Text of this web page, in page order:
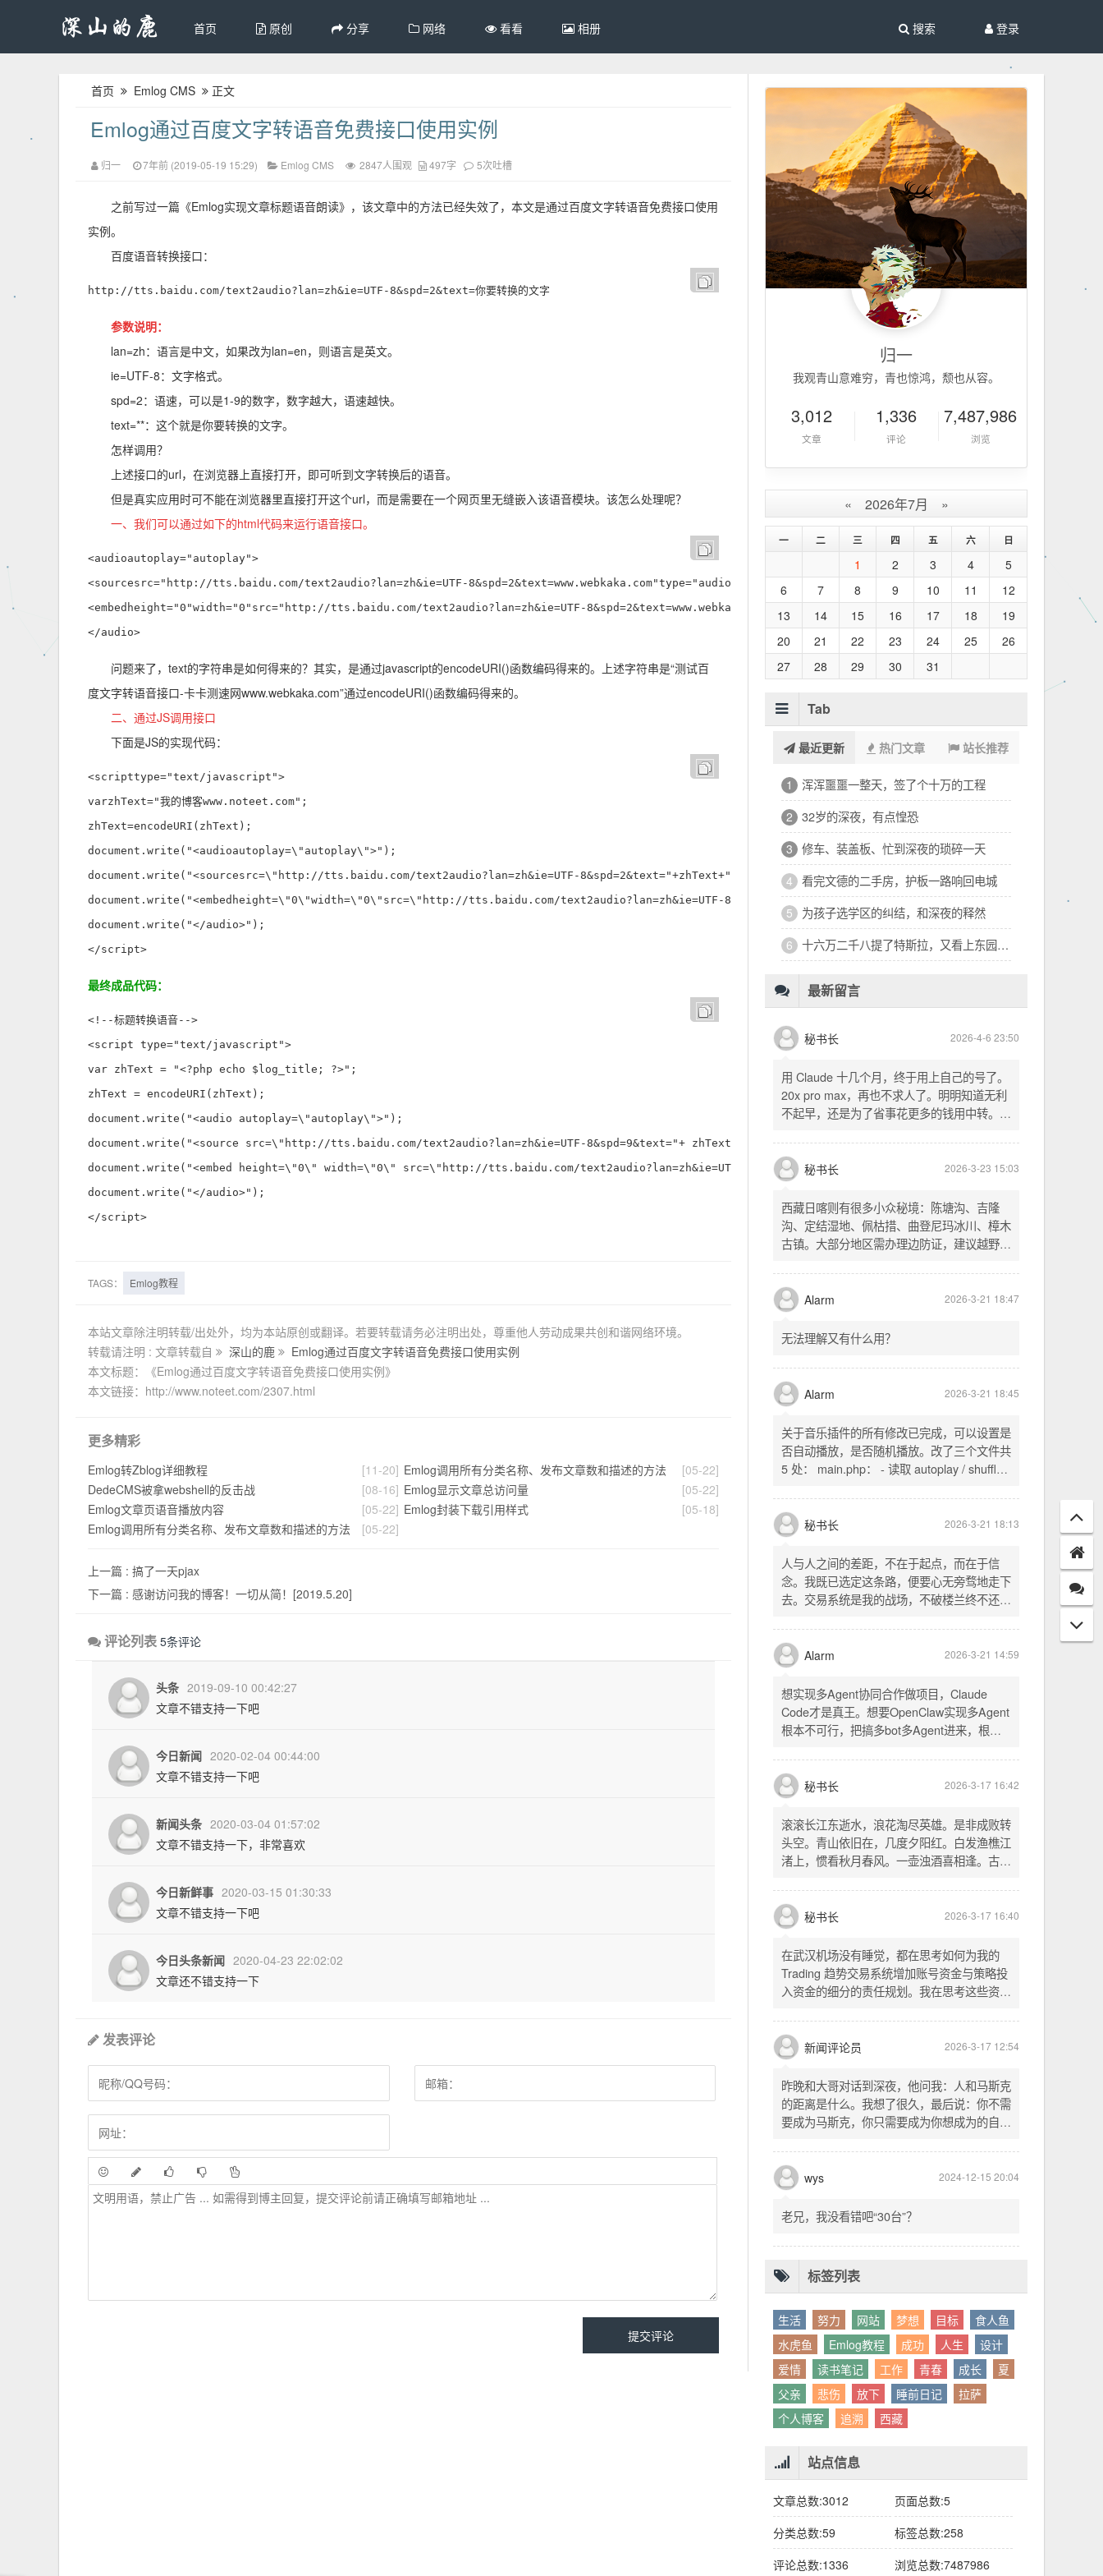
首页 原创 分享 网络 看看 相册 登录
搜索
首页 Emlog CMS 正文
Emlog通过百度文字转语音免费接口使用实例
归一 7年前 (2019-05-19 15:29) Emlog CMS 2847人围观 497字 5次吐槽
之前写过一篇《Emlog实现文章标题语音朗读》，该文章中的方法已经失效了，本文是通过百度文字转语音免费接口使用
实例。
百度语音转换接口：
http://tts.baidu.com/text2audio?lan=zh&ie=UTF-8&spd=2&text=你要转换的文字
参数说明：
lan=zh：语言是中文，如果改为lan=en，则语言是英文。
ie=UTF-8：文字格式。
spd=2：语速，可以是1-9的数字，数字越大，语速越快。
text=**：这个就是你要转换的文字。
怎样调用？
上述接口的url，在浏览器上直接打开，即可听到文字转换后的语音。
但是真实应用时可不能在浏览器里直接打开这个url，而是需要在一个网页里无缝嵌入该语音模块。该怎么处理呢？
一、我们可以通过如下的html代码来运行语音接口。
<audioautoplay="autoplay">
<sourcesrc="http://tts.baidu.com/text2audio?lan=zh&ie=UTF-8&spd=2&text=www.webkaka.com"type="audio/mpeg">
<embedheight="0"width="0"src="http://tts.baidu.com/text2audio?lan=zh&ie=UTF-8&spd=2&text=www.webkaka.com">
</audio>
问题来了，text的字符串是如何得来的？其实，是通过javascript的encodeURI()函数编码得来的。上述字符串是“测试百
度文字转语音接口-卡卡测速网www.webkaka.com”通过encodeURI()函数编码得来的。
二、通过JS调用接口
下面是JS的实现代码：
<scripttype="text/javascript">
varzhText="我的博客www.noteet.com";
zhText=encodeURI(zhText);
document.write("<audioautoplay=\"autoplay\">");
document.write("<sourcesrc=\"http://tts.baidu.com/text2audio?lan=zh&ie=UTF-8&spd=2&text="+zhText+"\"type=\"audio/mpeg\">");
document.write("<embedheight=\"0\"width=\"0\"src=\"http://tts.baidu.com/text2audio?lan=zh&ie=UTF-8&spd=2&text="+zhText+"\">");
document.write("</audio>");
</script>
最终成品代码：
<!--标题转换语音-->
<script type="text/javascript">
var zhText = "<?php echo $log_title; ?>";
zhText = encodeURI(zhText);
document.write("<audio autoplay=\"autoplay\">");
document.write("<source src=\"http://tts.baidu.com/text2audio?lan=zh&ie=UTF-8&spd=9&text="+ zhText +"\" type=\"audio/mpeg\">");
document.write("<embed height=\"0\" width=\"0\" src=\"http://tts.baidu.com/text2audio?lan=zh&ie=UTF-8&spd=2&text="+ zhText +"\">");
document.write("</audio>");
</script>
TAGS： Emlog教程
本站文章除注明转载/出处外，均为本站原创或翻译。若要转载请务必注明出处，尊重他人劳动成果共创和谐网络环境。
转载请注明 : 文章转载自
深山的鹿
Emlog通过百度文字转语音免费接口使用实例
本文标题：《Emlog通过百度文字转语音免费接口使用实例》
本文链接：http://www.noteet.com/2307.html
更多精彩
[11-20]
Emlog转Zblog详细教程
[08-16]
DedeCMS被拿webshell的反击战
[05-22]
Emlog文章页语音播放内容
[05-22]
Emlog调用所有分类名称、发布文章数和描述的方法
[05-22]
Emlog调用所有分类名称、发布文章数和描述的方法
[05-22]
Emlog显示文章总访问量
[05-18]
Emlog封装下载引用样式
上一篇 : 搞了一天pjax
下一篇 : 感谢访问我的博客！一切从简！[2019.5.20]
评论列表 5条评论
头条 2019-09-10 00:42:27
文章不错支持一下吧
今日新闻 2020-02-04 00:44:00
文章不错支持一下吧
新闻头条 2020-03-04 01:57:02
文章不错支持一下，非常喜欢
今日新鲜事 2020-03-15 01:30:33
文章不错支持一下吧
今日头条新闻 2020-04-23 22:02:02
文章还不错支持一下
发表评论
归一
我观青山意难穷，青也惊鸿，颓也从容。
3,012
文章
1,336
评论
7,487,986
浏览
« 2026年7月 »
一 二 三 四 五 六 日
1 2 3 4
5
6
7 8 9 10 11
12
13
14 15 16 17 18
19
20
21 22 23 24 25
26
27
28 29 30 31
Tab
最近更新 热门文章 站长推荐
1 浑浑噩噩一整天，签了个十万的工程
2 32岁的深夜，有点惶恐
3 修车、装盖板、忙到深夜的琐碎一天
4 看完文德的二手房，护板一路响回电城
5 为孩子选学区的纠结，和深夜的释然
6 十六万二千八提了特斯拉，又看上东园公馆
最新留言
秘书长 2026-4-6 23:50
用 Claude 十几个月，终于用上自己的号了。
20x pro max，再也不求人了。明明知道无利
不起早，还是为了省事花更多的钱用中转。链
SSH 用 gost 做 HTTP+SOCKS 转换才能用
多 Agent。配置麻烦了点，设定好了后直接任
意 IP 进行 SSH 登录。畅用，值得纪念。
秘书长 2026-3-23 15:03
西藏日喀则有很多小众秘境：陈塘沟、吉隆
沟、定结湿地、佩枯措、曲登尼玛冰川、樟木
古镇。大部分地区需办理边防证，建议越野
经吉隆口岸前往加德满都，沿途风景绝美。
Alarm 2026-3-21 18:47
无法理解又有什么用？
Alarm 2026-3-21 18:45
关于音乐插件的所有修改已完成，可以设置是
否自动播放，是否随机播放。改了三个文件共
5 处： main.php： - 读取 autoplay / shuffle
一行两个复选框（自动播放音乐 / 默认随机播
放），带配套 CSS track.php： - 在 var
playlist = [...] 后面输出 _p4zAutoplay 和
_p4zShuffle 两个 JS 变量 script.js： -
autoplay 从后端变量读取，不再硬编码 false
- shuffle 后台开启时强制随机，否则走
秘书长 2026-3-21 18:13
人与人之间的差距，不在于起点，而在于信
念。我既已选定这条路，便要心无旁骛地走下
去。交易系统是我的战场，不破楼兰终不还。
唯有目标，不可动摇。
Alarm 2026-3-21 14:59
想实现多Agent协同合作做项目，Claude
Code才是真王。想要OpenClaw实现多Agent
根本不可行，把搞多bot多Agent进来，根本
秘书长 2026-3-17 16:42
滚滚长江东逝水，浪花淘尽英雄。是非成败转
头空。青山依旧在，几度夕阳红。白发渔樵江
渚上，惯看秋月春风。一壶浊酒喜相逢。古今
的开篇词，气势磅礴，感慨历史兴衰、人生短
暂。晚饭时在墙上看到这句诗，让人感慨万
千。历史长河滚滚向前，多少英雄豪杰都随江
水而去。人生短暂，更应珍惜当下，做好每一
件事。
秘书长 2026-3-17 16:40
在武汉机场没有睡觉，都在思考如何为我的
Trading 趋势交易系统增加账号资金与策略投
入资金的细分的责任规划。我在思考这些资金
投入资金是每个策略单独分配的资金。昨天回
到家之后，我也在为博客增加这些功能，把交
易系统理念落实到代码层面。东西用久了需要
维护，人也是一样，累了就要好好休息。
新闻评论员 2026-3-17 12:54
昨晚和大哥对话到深夜，他问我：人和马斯克
的距离是什么。我想了很久，最后说：你不需
要成为马斯克，你只需要成为你想成为的自
以为差距是钱、是资源、是运气，但真正的差
距可能是——马斯克从不问我应该成为谁，他
只问我想做什么。而我们，花了太多时间活成
别人眼中的应该。这句话不是安慰，是提醒：
wys 2024-12-15 20:04
老兄，我没看错吧“30台”？
标签列表
生活 努力 网站 梦想 目标
食人鱼
水虎鱼
Emlog教程 成功 人生
设计
爱情
读书笔记 工作 青春 成长
夏
父亲
悲伤 放下 睡前日记
拉萨
个人博客
追溯 西藏
站点信息
文章总数:3012
页面总数:5
分类总数:59
标签总数:258
评论总数:1336
浏览总数:7487986